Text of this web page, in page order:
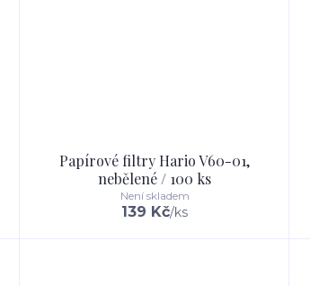
Papírové filtry Hario V60-01,
nebělené / 100 ks
139 Kč/ks
Není skladem